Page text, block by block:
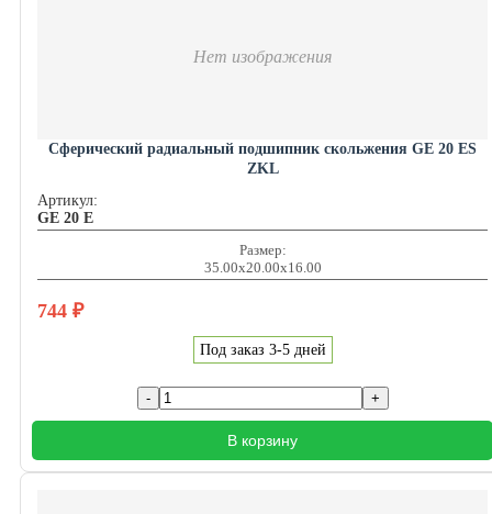
Нет изображения
Сферический радиальный подшипник скольжения GE 20 ES
ZKL
Артикул:
GE 20 E
Размер:
35.00x20.00x16.00
744 ₽
Под заказ 3-5 дней
В корзину